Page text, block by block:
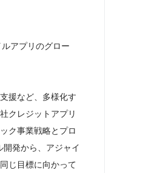
アプリのグロー
援など、多様化す
クレジットアプリ
ク事業戦略とプロ
発から、アジャイ
じ目標に向かって